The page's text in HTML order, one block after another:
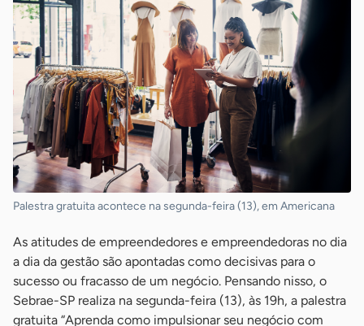
Palestra gratuita acontece na segunda-feira (13), em Americana
As atitudes de empreendedores e empreendedoras no dia
a dia da gestão são apontadas como decisivas para o
sucesso ou fracasso de um negócio. Pensando nisso, o
Sebrae-SP realiza na segunda-feira (13), às 19h, a palestra
gratuita “Aprenda como impulsionar seu negócio com